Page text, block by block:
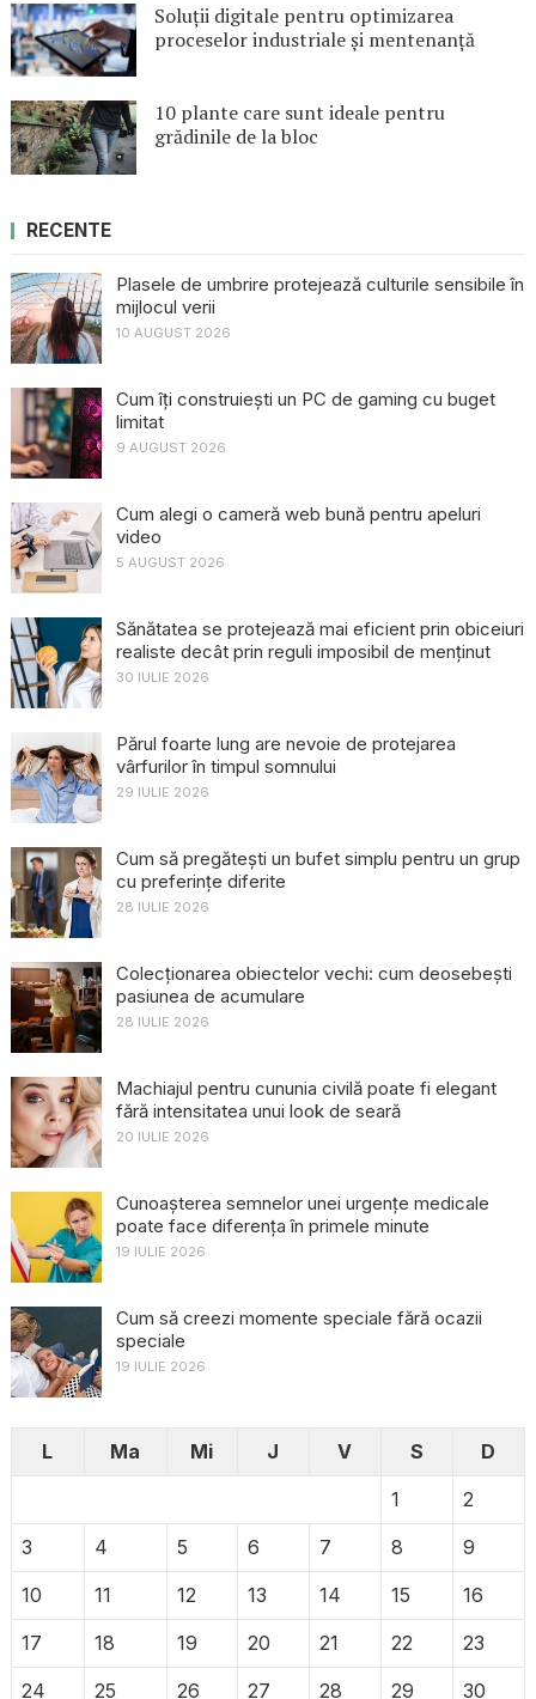
Soluții digitale pentru optimizarea
proceselor industriale și mentenanță
10 plante care sunt ideale pentru
grădinile de la bloc
RECENTE
Plasele de umbrire protejează culturile sensibile în
mijlocul verii
10 AUGUST 2026
Cum îți construiești un PC de gaming cu buget
limitat
9 AUGUST 2026
Cum alegi o cameră web bună pentru apeluri
video
5 AUGUST 2026
Sănătatea se protejează mai eficient prin obiceiuri
realiste decât prin reguli imposibil de menținut
30 IULIE 2026
Părul foarte lung are nevoie de protejarea
vârfurilor în timpul somnului
29 IULIE 2026
Cum să pregătești un bufet simplu pentru un grup
cu preferințe diferite
28 IULIE 2026
Colecționarea obiectelor vechi: cum deosebești
pasiunea de acumulare
28 IULIE 2026
Machiajul pentru cununia civilă poate fi elegant
fără intensitatea unui look de seară
20 IULIE 2026
Cunoașterea semnelor unei urgențe medicale
poate face diferența în primele minute
19 IULIE 2026
Cum să creezi momente speciale fără ocazii
speciale
19 IULIE 2026
L Ma Mi J V S
D
1
2
3
4 5 6 7 8
9
10
11 12 13 14 15
16
17
18 19 20 21 22
23
24
25 26 27 28 29 30